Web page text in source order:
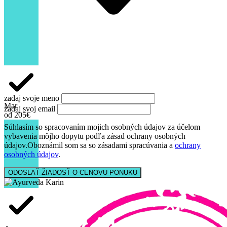
Somatheeram je miesto pre ľudí, ktorí to myslia so svojím zdravím
Mar
od 205€
zadaj svoje meno
zadaj svoj email
Súhlasím so spracovaním mojich osobných údajov za účelom
vybavenia môjho dopytu podľa zásad ochrany osobných
údajov.Oboznámil som sa so zásadami spracúvania a ochrany
osobných údajov.
ODOSLAŤ ŽIADOSŤ O CENOVU PONUKU